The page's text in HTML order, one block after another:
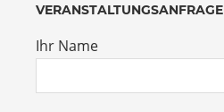
VERANSTALTUNGSANFRAGE
Ihr Name